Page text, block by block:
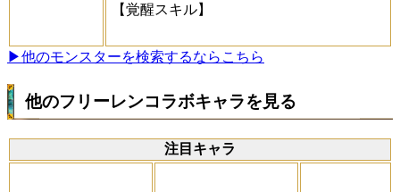
【覚醒スキル】
▶他のモンスターを検索するならこちら
他のフリーレンコラボキャラを見る
注目キャラ